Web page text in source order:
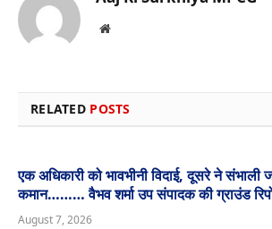
Website
RELATED POSTS
एक अधिकारी को भावभीनी विदाई, दूसरे ने संभाली
कमान……… वैभव शर्मा उप संपादक की ग्राउंड
August 7, 2026